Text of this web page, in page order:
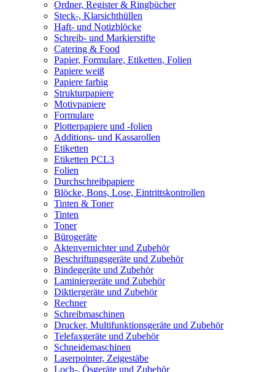
Ordner, Register & Ringbücher
Steck-, Klarsichthüllen
Haft- und Notizblöcke
Schreib- und Markierstifte
Catering & Food
Papier, Formulare, Etiketten, Folien
Papiere weiß
Papiere farbig
Strukturpapiere
Motivpapiere
Formulare
Plotterpapiere und -folien
Additions- und Kassarollen
Etiketten
Etiketten PCL3
Folien
Durchschreibpapiere
Blöcke, Bons, Lose, Eintrittskontrollen
Tinten & Toner
Tinten
Toner
Bürogeräte
Aktenvernichter und Zubehör
Beschriftungsgeräte und Zubehör
Bindegeräte und Zubehör
Laminiergeräte und Zubehör
Diktiergeräte und Zubehör
Rechner
Schreibmaschinen
Drucker, Multifunktionsgeräte und Zubehör
Telefaxgeräte und Zubehör
Schneidemaschinen
Laserpointer, Zeigestäbe
Loch-, Ösgeräte und Zubehör